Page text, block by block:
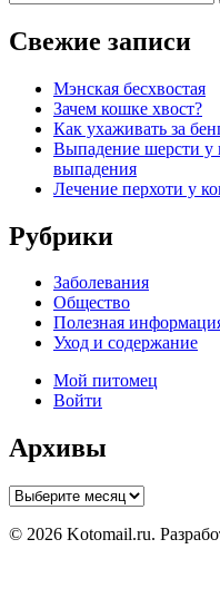
Свежие записи
Мэнская бесхвостая
Зачем кошке хвост?
Как ухаживать за
Выпадение шерсти у
выпадения
Лечение перхоти у
Рубрики
Заболевания
Общество
Полезная
Уход и содержание
Мой питомец
Войти
Архивы
Архивы
© 2026 Kotomail.ru.